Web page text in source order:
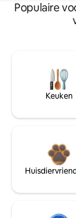
Populaire
Keuken